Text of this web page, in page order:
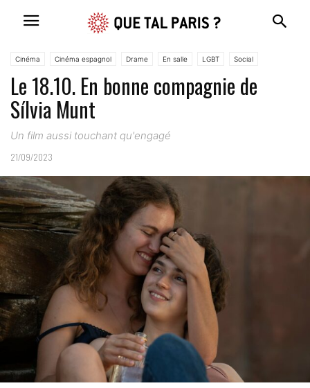
Cinéma Cinéma espagnol Drame En salle LGBT Social
Le 18.10. En bonne compagnie de
Sílvia Munt
Un film aussi touchant qu'engagé
21/09/2023